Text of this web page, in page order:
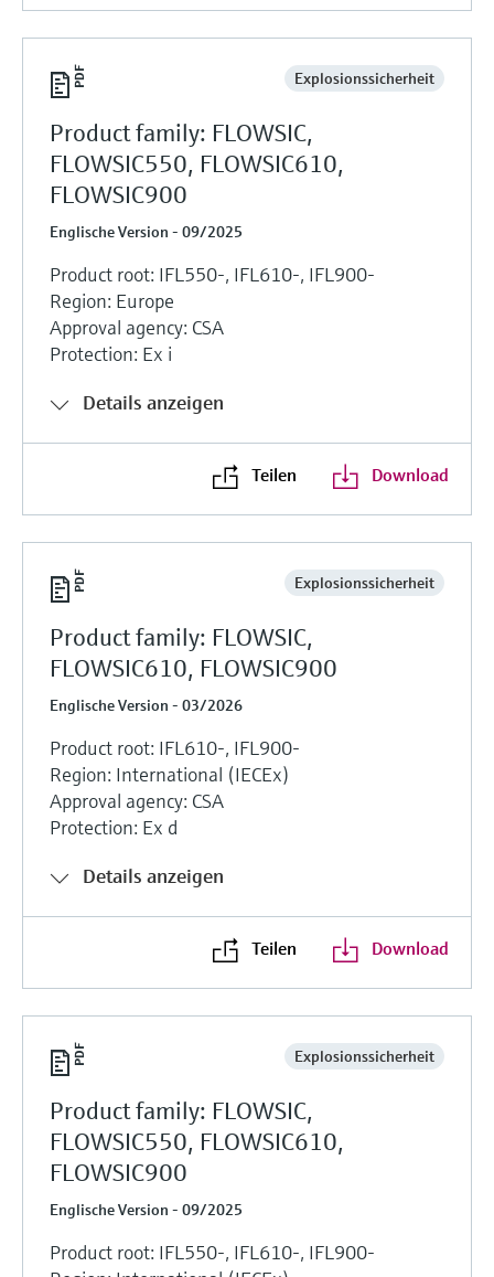
Explosionssicherheit
Product family: FLOWSIC,
FLOWSIC550, FLOWSIC610,
FLOWSIC900
Englische Version - 09/2025
Product root: IFL550-, IFL610-, IFL900-
Region: Europe
Approval agency: CSA
Protection: Ex i
Details anzeigen
Teilen Download
Explosionssicherheit
Product family: FLOWSIC,
FLOWSIC610, FLOWSIC900
Englische Version - 03/2026
Product root: IFL610-, IFL900-
Region: International (IECEx)
Approval agency: CSA
Protection: Ex d
Details anzeigen
Teilen Download
Explosionssicherheit
Product family: FLOWSIC,
FLOWSIC550, FLOWSIC610,
FLOWSIC900
Englische Version - 09/2025
Product root: IFL550-, IFL610-, IFL900-